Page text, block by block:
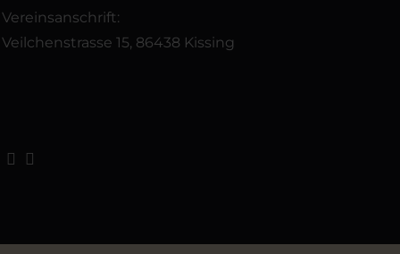
Vereinsanschrift:
Veilchenstrasse 15, 86438 Kissing